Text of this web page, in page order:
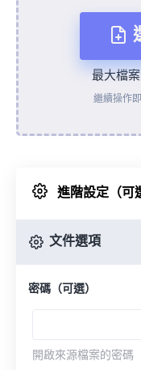
來
來
最大檔
繼續操作
進階設定（可
文件選項
密碼（可選）
開啟來源檔案的密碼